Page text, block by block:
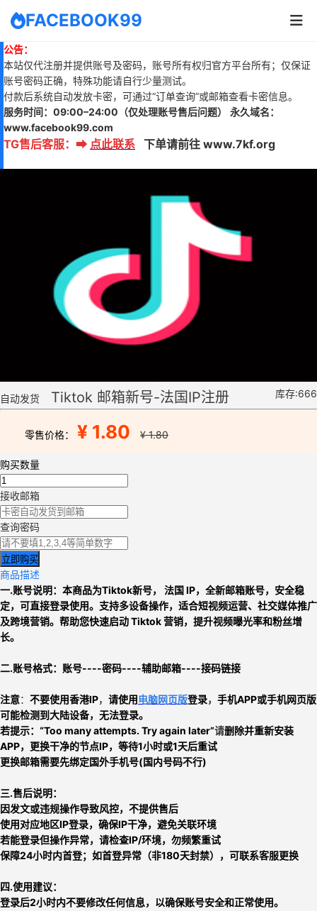
FACEBOOK99
公告：
本站仅代注册并提供账号及密码，账号所有权归官方平台所有；仅保证
账号密码正确，特殊功能请自行少量测试。
付款后系统自动发放卡密，可通过“订单查询”或邮箱查看卡密信息。
服务时间： 09:00–24:00 （仅处理账号售后问题）
永久域名：
www.facebook99.com
TG售后客服： ➡ 点此联系 下单请前往 www.7kf.org
自动发货 Tiktok 邮箱新号-法国IP注册 库存:666
零售价格： ¥ 1.80 ¥ 1.80
购买数量
接收邮箱
查询密码
立即购买
商品描述
一.账号说明：本商品为Tiktok新号， 法国 IP，全新邮箱账号，安全稳
定，可直接登录使用。支持多设备操作，适合短视频运营、社交媒体推广
及跨境营销。帮助您快速启动Tiktok 营销，提升视频曝光率和粉丝增
长。
二.账号格式：账号----密码----辅助邮箱----接码链接
注意： 不要使用香港IP， 请使用电脑网页版登录， 手机APP或手机网页版
可能检测到大陆设备，无法登录。
若提示： “Too many attempts. Try again later”请删除并重新安装
APP， 更换干净的节点IP， 等待1小时或1天后重试
更换邮箱需要先绑定国外手机号(国内号码不行)
三.售后说明：
因发文或违规操作导致风控，不提供售后
使用对应地区IP登录，确保IP干净，避免关联环境
若能登录但操作异常，请检查IP/环境，勿频繁重试
保障24小时内首登；如首登异常（非180天封禁），可联系客服更换
四.使用建议：
登录后2小时内不要修改任何信息，以确保账号安全和正常使用。